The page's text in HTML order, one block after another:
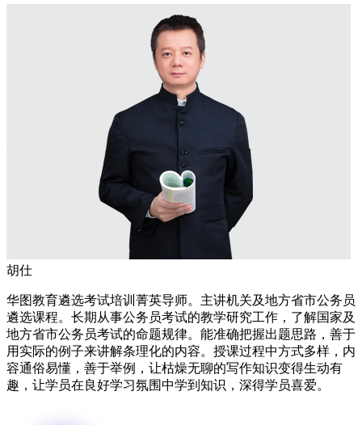
胡仕
华图教育遴选考试培训菁英导师。主讲机关及地方省市公务员
遴选课程。长期从事公务员考试的教学研究工作，了解国家及
地方省市公务员考试的命题规律。能准确把握出题思路，善于
用实际的例子来讲解条理化的内容。授课过程中方式多样，内
容通俗易懂，善于举例，让枯燥无聊的写作知识变得生动有
趣，让学员在良好学习氛围中学到知识，深得学员喜爱。